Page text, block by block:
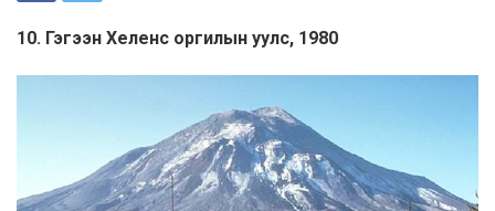
10. Гэгээн Хеленс оргилын уулс, 1980